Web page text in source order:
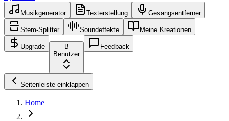
Musikgenerator Texterstellung Gesangsentferner
Stem-Splitter Soundeffekte Meine Kreationen
Upgrade
B
Benutzer
Feedback
Seitenleiste einklappen
Home